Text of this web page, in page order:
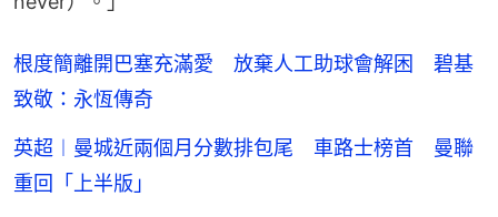
根度簡離開巴塞充滿愛 放棄人工助球會解困 碧基
致敬：永恆傳奇
英超︱曼城近兩個月分數排包尾 車路士榜首 曼聯
重回「上半版」